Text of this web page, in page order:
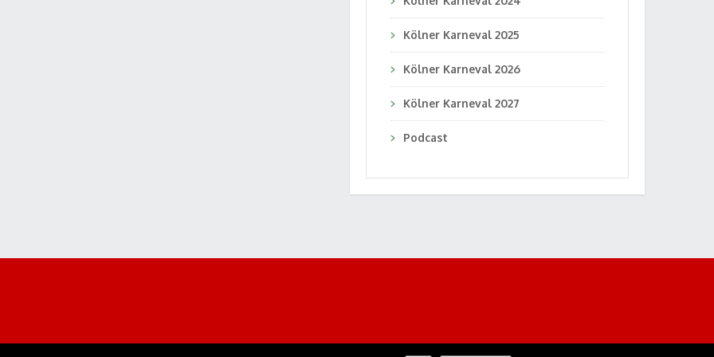
Kölner Karneval 2025
Kölner Karneval 2026
Kölner Karneval 2027
Podcast